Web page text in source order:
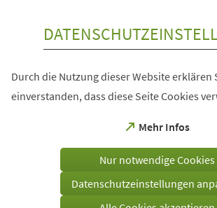
Durch die Nutzung dieser Website erklären
einverstanden, dass diese Seite Cookies
Mehr Infos
(Öffnet
einem
Tab)
Nur notwendige Cookies
Datenschutzeinstellungen